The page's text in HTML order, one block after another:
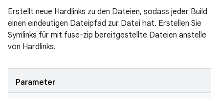
Erstellt neue Hardlinks zu den Dateien, sodass jeder Build
einen eindeutigen Dateipfad zur Datei hat. Erstellen Sie
Symlinks für mit fuse-zip bereitgestellte Dateien anstelle
von Hardlinks.
Parameter